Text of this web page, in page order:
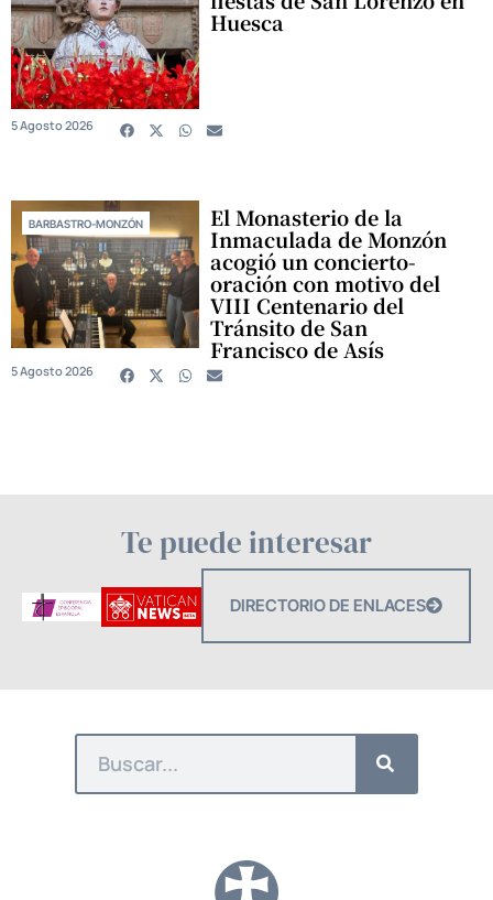
Huesca
5 Agosto 2026
BARBASTRO-MONZÓN El Monasterio de la
Inmaculada de Monzón
acogió un concierto-
oración con motivo del
VIII Centenario del
Tránsito de San
Francisco de Asís
5 Agosto 2026
Te puede interesar
DIRECTORIO DE ENLACES